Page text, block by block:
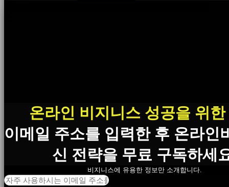
온라인 비지니스 성공을 위
이메일 주소를 입력한 후 온라인
신 전략을 무료 구독하세
비지니스에 유용한 정보만 소개합니다.